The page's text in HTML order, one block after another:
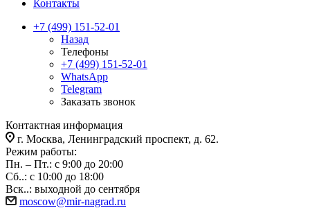
Контакты
+7 (499) 151-52-01
Назад
Телефоны
+7 (499) 151-52-01
WhatsApp
Telegram
Заказать звонок
Контактная информация
г. Москва, Ленинградский проспект, д. 62.
Режим работы:
Пн. – Пт.: с 9:00 до 20:00
Сб..: с 10:00 до 18:00
Вск..: выходной до сентября
moscow@mir-nagrad.ru